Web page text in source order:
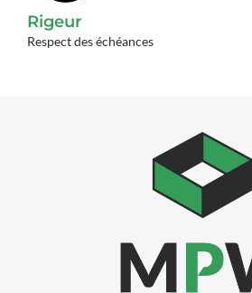
Rigeur
Respect des échéances